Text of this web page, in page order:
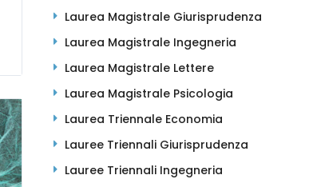
Laurea Magistrale Giurisprudenza
Laurea Magistrale Ingegneria
Laurea Magistrale Lettere
Laurea Magistrale Psicologia
Laurea Triennale Economia
Lauree Triennali Giurisprudenza
Lauree Triennali Ingegneria